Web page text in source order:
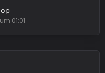
01:01